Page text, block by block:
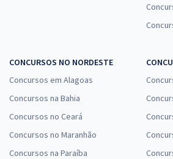
CONCURSOS NO NORDESTE
Concursos em Alagoas
Concursos na Bahia
Concursos no Ceará
Concursos no Maranhão
Concursos na Paraíba